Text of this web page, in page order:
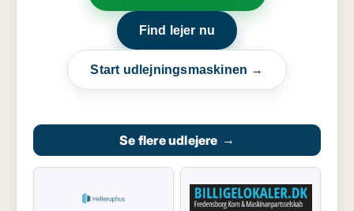
Find lejer nu
Start udlejningsmaskinen →
Se flere udlejere →